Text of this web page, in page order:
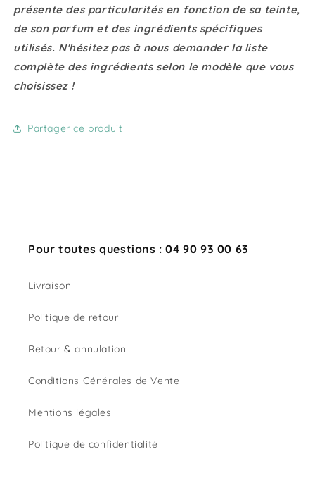
présente des particularités en fonction de sa teinte,
de son parfum et des ingrédients spécifiques
utilisés. N'hésitez pas à nous demander la liste
complète des ingrédients selon le modèle que vous
choisissez !
Partager ce produit
Pour toutes questions : 04 90 93 00 63
Livraison
Politique de retour
Retour & annulation
Conditions Générales de Vente
Mentions légales
Politique de confidentialité